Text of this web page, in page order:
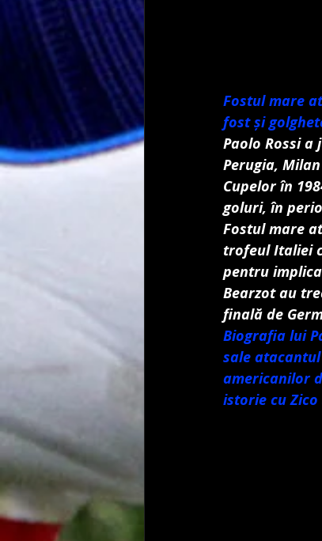
Fostul mare
fost și
Paolo Rossi a
Perugia,
Cupelor în
goluri, în
Fostul mare
trofeul Italiei
pentru
Bearzot au
finală de
Biografia lui
sale
americanilor
istorie cu Zico